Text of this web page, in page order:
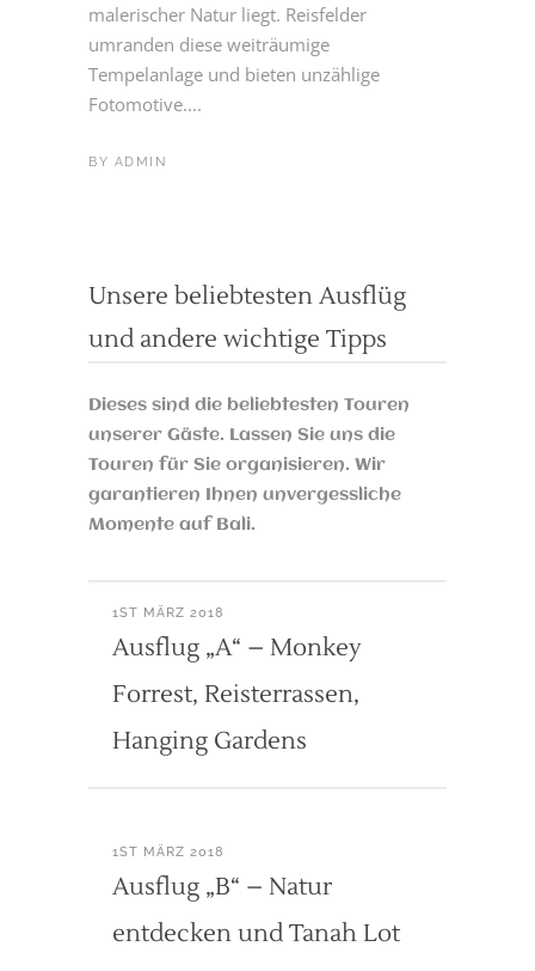
malerischer Natur liegt. Reisfelder
umranden diese weiträumige
Tempelanlage und bieten unzählige
Fotomotive....
BY ADMIN
Unsere beliebtesten Ausflüg
und andere wichtige Tipps
Dieses sind die beliebtesten Touren
unserer Gäste. Lassen Sie uns die
Touren für Sie organisieren. Wir
garantieren Ihnen unvergessliche
Momente auf Bali.
1ST MÄRZ 2018
Ausflug „A“ – Monkey
Forrest, Reisterrassen,
Hanging Gardens
1ST MÄRZ 2018
Ausflug „B“ – Natur
entdecken und Tanah Lot